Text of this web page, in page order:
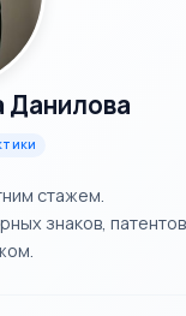
Данилова
стажем.
знаков,